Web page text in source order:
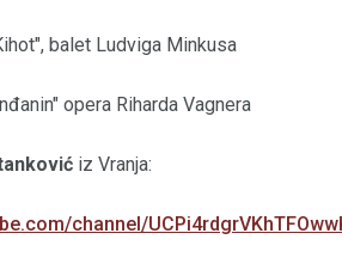
balet Ludviga Minkusa
opera Riharda Vagnera
iz Vranja:
channel/